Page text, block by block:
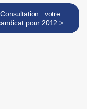
Consultation : votre
candidat pour 2012 >